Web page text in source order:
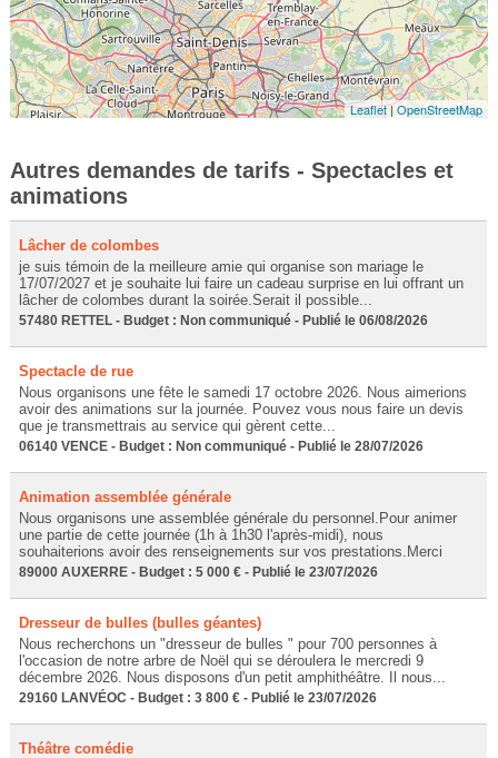
Leaflet|OpenStreetMap
Autres demandes de tarifs - Spectacles et
animations
Lâcher de colombes
je suis témoin de la meilleure amie qui organise son mariage le
17/07/2027 et je souhaite lui faire un cadeau surprise en lui offrant un
lâcher de colombes durant la soirée.Serait il possible...
57480 RETTEL - Budget : Non communiqué - Publié le 06/08/2026
Spectacle de rue
Nous organisons une fête le samedi 17 octobre 2026. Nous aimerions
avoir des animations sur la journée. Pouvez vous nous faire un devis
que je transmettrais au service qui gèrent cette...
06140 VENCE - Budget : Non communiqué - Publié le 28/07/2026
Animation assemblée générale
Nous organisons une assemblée générale du personnel.Pour animer
une partie de cette journée (1h à 1h30 l'après-midi), nous
souhaiterions avoir des renseignements sur vos prestations.Merci
89000 AUXERRE - Budget : 5 000 € - Publié le 23/07/2026
Dresseur de bulles (bulles géantes)
Nous recherchons un "dresseur de bulles " pour 700 personnes à
l'occasion de notre arbre de Noël qui se déroulera le mercredi 9
décembre 2026. Nous disposons d'un petit amphithéâtre. Il nous...
29160 LANVÉOC - Budget : 3 800 € - Publié le 23/07/2026
Théâtre comédie